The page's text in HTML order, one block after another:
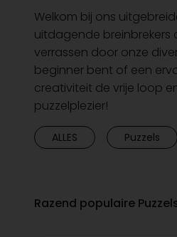
Welkom bij ons
uitdagende breinbrekers
verrassen door onze
beginner bent of een
creativiteit de vrije loop
puzzelplezier!
ALLES Puzzels
Razend populaire